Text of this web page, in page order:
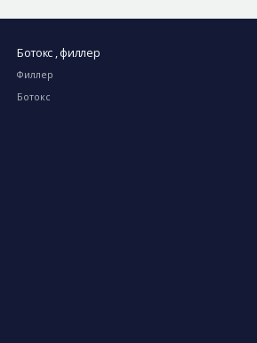
Ботокс , филлер
Филлер
Ботокс